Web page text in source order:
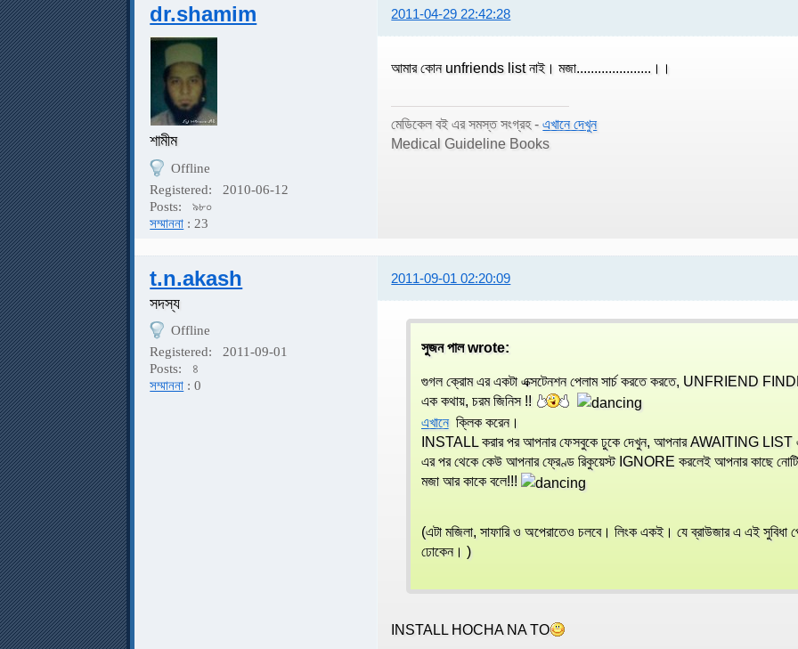
dr.shamim 2011-04-29 22:42:28
শামীম
Offline
Registered:
2010-06-12
Posts:
৯৮০
সম্মাননা : 23
আমার কোন unfriends list নাই। মজা.....................।।
মেডিকেল বই এর সমস্ত সংগ্রহ -এখানে দেখুন
Medical Guideline Books
t.n.akash 2011-09-01 02:20:09
সদস্য
Offline
Registered:
2011-09-01
Posts:
৪
সম্মাননা : 0
সুজন পাল wrote:
গুগল ক্রোম এর একটা এক্সটেনশন পেলাম সার্চ করতে করতে, UNFRIEND
এক কথায়, চরম জিনিস !!
এখানেক্লিক করেন।
INSTALL করার পর আপনার ফেসবুকে ঢুকে দেখুন, আপনার AWAITING
এর পর থেকে কেউ আপনার ফ্রেণ্ড রিকুয়েস্ট IGNORE করলেই আপনার কাছে
মজা আর কাকে বলে!!!
(এটা মজিলা, সাফারি ও অপেরাতেও চলবে। লিংক একই। যে ব্রাউজার এ এই সুবিধা
ঢোকেন। )
INSTALL HOCHA NA TO